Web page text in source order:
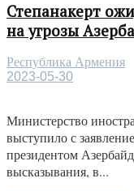
Степанакерт
на угрозы
Республика Армения
2023-05-30
Министерство
выступило с
президентом
высказывания, в...